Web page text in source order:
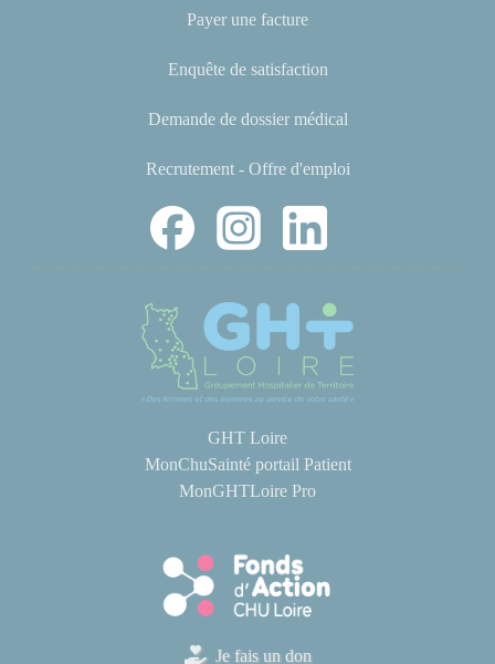
Payer une facture
Enquête de satisfaction
Demande de dossier médical
Recrutement - Offre d'emploi
GHT Loire
MonChuSainté portail Patient
MonGHTLoire Pro
Je fais un don